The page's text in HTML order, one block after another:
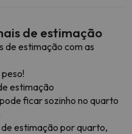
de estimação
de estimação com as
estimação
ficar sozinho no quarto
estimação por quarto,